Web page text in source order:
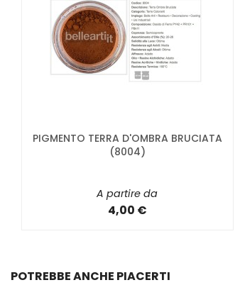
PIGMENTO TERRA D'OMBRA BRUCIATA
(8004)
A partire da
4,00 €
POTREBBE ANCHE PIACERTI